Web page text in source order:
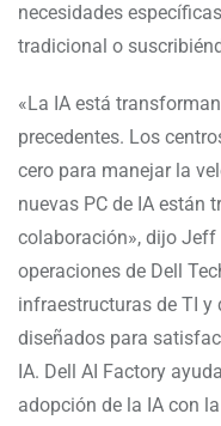
necesidades
tradicional o
«La IA está
precedentes. Los
cero para manejar la
nuevas PC de IA están
colaboración», dijo Jeff
operaciones de Dell
infraestructuras de TI
diseñados para
IA. Dell AI Factory
adopción de la IA con